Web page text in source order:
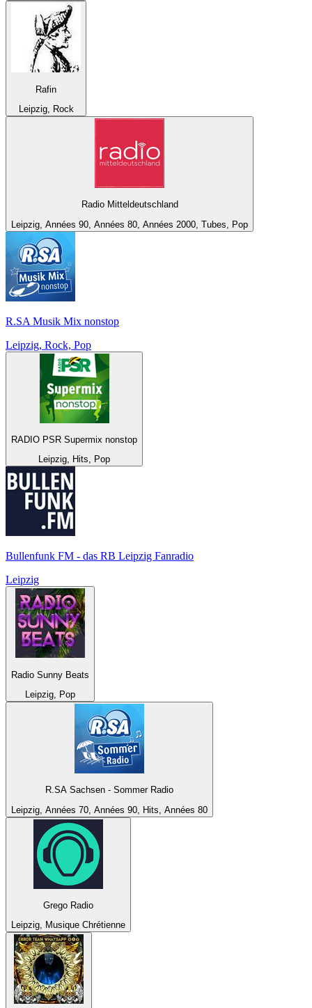
Rafin
Leipzig, Rock
Radio Mitteldeutschland
Leipzig, Années 90, Années 80, Années 2000, Tubes, Pop
R.SA Musik Mix nonstop
Leipzig, Rock, Pop
RADIO PSR Supermix nonstop
Leipzig, Hits, Pop
Bullenfunk FM - das RB Leipzig Fanradio
Leipzig
Radio Sunny Beats
Leipzig, Pop
R.SA Sachsen - Sommer Radio
Leipzig, Années 70, Années 90, Hits, Années 80
Grego Radio
Leipzig, Musique Chrétienne